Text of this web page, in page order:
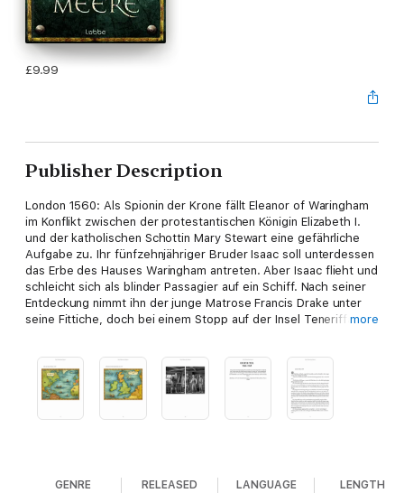
£9.99
Publisher Description
London 1560: Als Spionin der Krone fällt Eleanor of Waringham
im Konflikt zwischen der protestantischen Königin Elizabeth I.
und der katholischen Schottin Mary Stewart eine gefährliche
Aufgabe zu. Ihr fünfzehnjähriger Bruder Isaac soll unterdessen
das Erbe des Hauses Waringham antreten. Aber Isaac flieht und
schleicht sich als blinder Passagier auf ein Schiff. Nach seiner
Entdeckung nimmt ihn der junge Matrose Francis Drake unter
seine Fittiche, doch bei einem Stopp auf der Insel Teneriffa
Erst nach zwei Jahren kommt Isaac wieder frei - unter der
Bedingung, dass er erneut in Hawkins' Dienst tritt. Zu spät
merkt Isaac, dass Hawkins sich als Sklavenhändler betätigt -
more
GENRE RELEASED LANGUAGE LENGTH